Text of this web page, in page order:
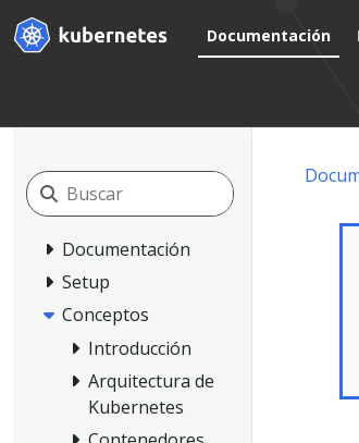
Documentación
Documentación
Setup
Conceptos
Introducción
Arquitectura de
Kubernetes